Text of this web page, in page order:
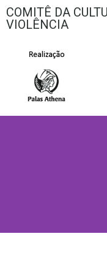
COMITÊ DA
VIOLÊNCIA